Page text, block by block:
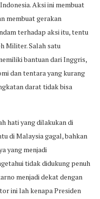
Aksi ini membuat
membuat gerakan
terhadap aksi itu, tentu
Militer. Salah satu
bantuan dari Inggris,
dan tentara yang kurang
darat tidak bisa
hati yang dilakukan di
di Malaysia gagal, bahkan
yang menjadi
tidak didukung penuh
menjadi dekat dengan
ini lah kenapa Presiden